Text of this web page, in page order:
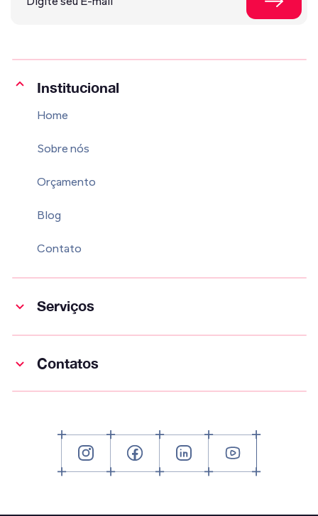
Institucional
Home
Sobre nós
Orçamento
Blog
Contato
Serviços
Contatos